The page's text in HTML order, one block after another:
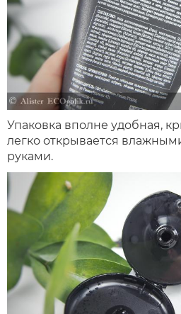
Упаковка вполне удобная,
легко открывается
руками.